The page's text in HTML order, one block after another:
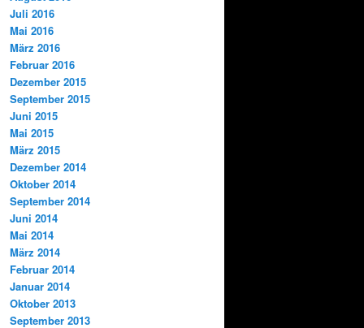
Juli 2016
Mai 2016
März 2016
Februar 2016
Dezember 2015
September 2015
Juni 2015
Mai 2015
März 2015
Dezember 2014
Oktober 2014
September 2014
Juni 2014
Mai 2014
März 2014
Februar 2014
Januar 2014
Oktober 2013
September 2013